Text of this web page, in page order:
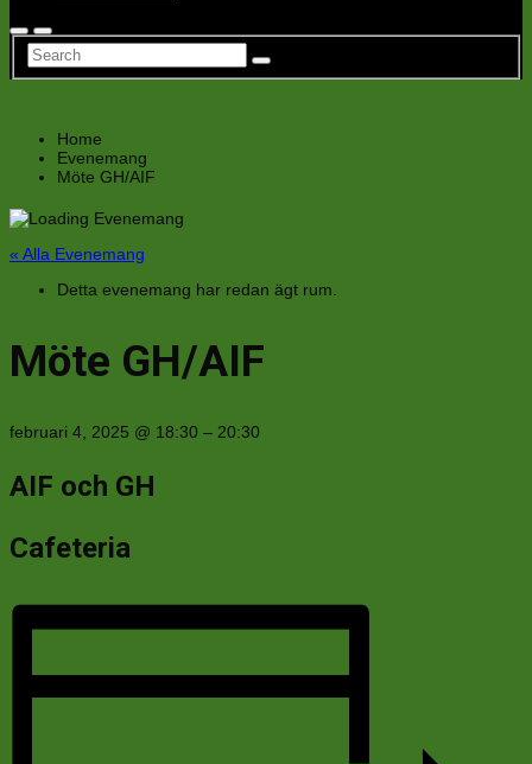
Home
Evenemang
Möte GH/AIF
« Alla Evenemang
Detta evenemang har redan ägt rum.
Möte GH/AIF
februari 4, 2025 @ 18:30 – 20:30
AIF och GH
Cafeteria